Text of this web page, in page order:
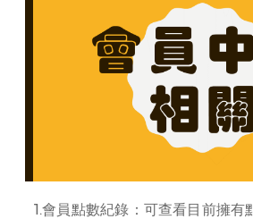
1.會員點數紀錄：可查看目前擁有